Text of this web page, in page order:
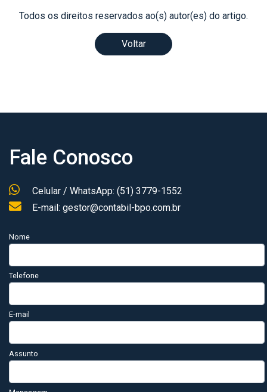
Todos os direitos reservados ao(s) autor(es) do artigo.
Voltar
Fale Conosco
Celular / WhatsApp: (51) 3779-1552
E-mail: gestor@contabil-bpo.com.br
Nome
Telefone
E-mail
Assunto